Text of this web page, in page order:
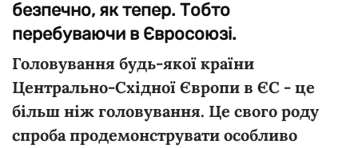
безпечно, як тепер. Тобто
перебуваючи в Євросоюзі.
Головування будь-якої країни
Центрально-Східної Європи в ЄС - це
більш ніж головування. Це свого роду
спроба продемонструвати особливо